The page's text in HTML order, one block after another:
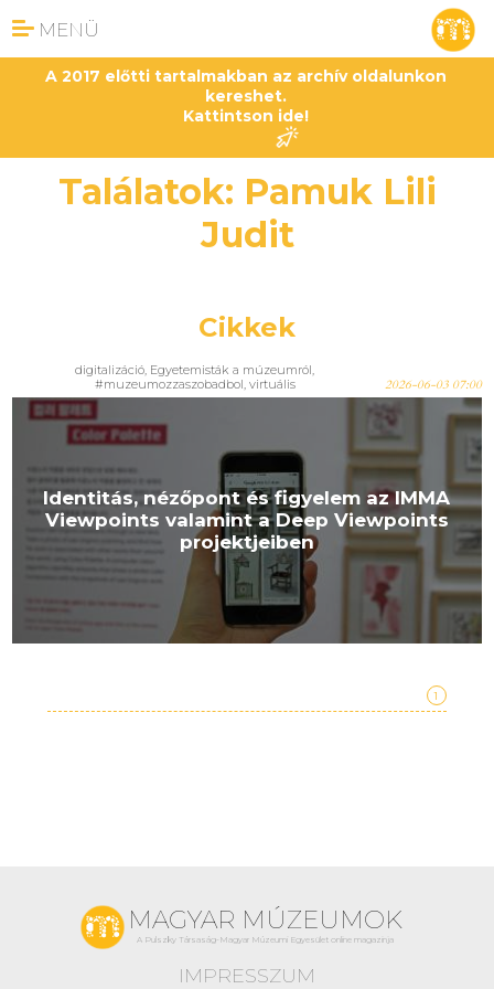
MENÜ
A 2017 előtti tartalmakban az archív oldalunkon
kereshet.
Kattintson ide!
Találatok: Pamuk Lili
Judit
Cikkek
digitalizáció, Egyetemisták a múzeumról,
#muzeumozzaszobadbol, virtuális 2026-06-03 07:00
Identitás, nézőpont és figyelem az IMMA
Viewpoints valamint a Deep Viewpoints
projektjeiben
1
MAGYAR MÚZEUMOK
A Pulszky Társaság-Magyar Múzeumi Egyesület online magazinja
IMPRESSZUM